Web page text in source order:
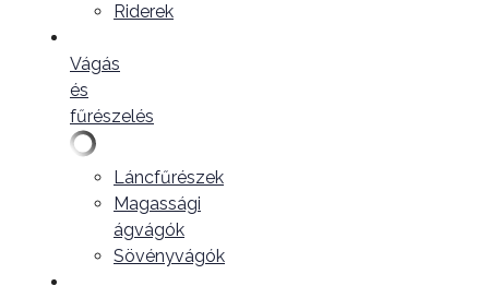
Riderek
Vágás
és
fűrészelés
Láncfűrészek
Magassági
ágvágók
Sövényvágók